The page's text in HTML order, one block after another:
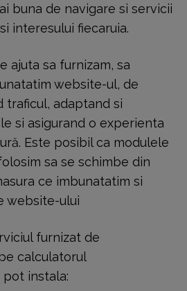
buna de navigare si servicii
interesului fiecaruia.
ajuta sa furnizam, sa
website-ul, de
traficul, adaptand si
si asigurand o experienta
Este posibil ca modulele
sa se schimbe din
ce imbunatatim si
website-ului
furnizat de
calculatorul
pot instala: